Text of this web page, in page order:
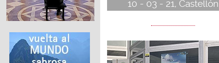
10 - 03 - 21, Castellón